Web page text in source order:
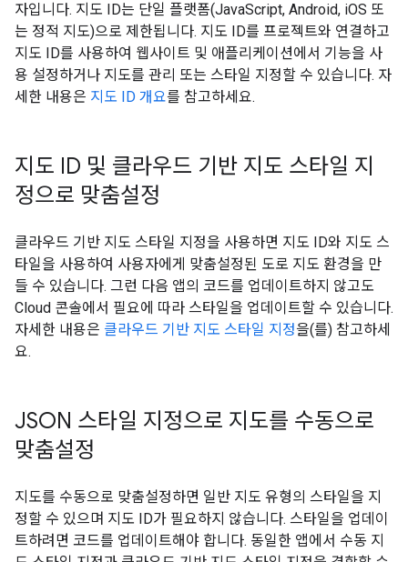
자입니다. 지도 ID는 단일 플랫폼(JavaScript, Android, iOS 또
는 정적 지도)으로 제한됩니다. 지도 ID를 프로젝트와 연결하고
지도 ID를 사용하여 웹사이트 및 애플리케이션에서 기능을 사
용 설정하거나 지도를 관리 또는 스타일 지정할 수 있습니다. 자
세한 내용은 지도 ID 개요를 참고하세요.
지도 ID 및 클라우드 기반 지도 스타일 지
정으로 맞춤설정
클라우드 기반 지도 스타일 지정을 사용하면 지도 ID와 지도 스
타일을 사용하여 사용자에게 맞춤설정된 도로 지도 환경을 만
들 수 있습니다. 그런 다음 앱의 코드를 업데이트하지 않고도
Cloud 콘솔에서 필요에 따라 스타일을 업데이트할 수 있습니다.
자세한 내용은 클라우드 기반 지도 스타일 지정을(를) 참고하세
요.
JSON 스타일 지정으로 지도를 수동으로
맞춤설정
지도를 수동으로 맞춤설정하면 일반 지도 유형의 스타일을 지
정할 수 있으며 지도 ID가 필요하지 않습니다. 스타일을 업데이
트하려면 코드를 업데이트해야 합니다. 동일한 앱에서 수동 지